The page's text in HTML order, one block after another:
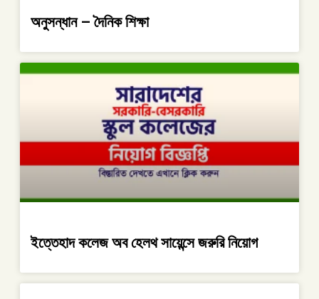
অনুসন্ধান – দৈনিক শিক্ষা
ইত্তেহাদ কলেজ অব হেলথ সায়েন্সে জরুরি নিয়োগ